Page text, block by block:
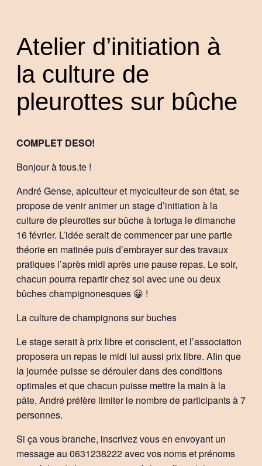
Atelier d’initiation à
la culture de
pleurottes sur bûche
COMPLET DESO!
Bonjour à tous.te !
André Gense, apiculteur et myciculteur de son état, se
propose de venir animer un stage d’initiation à la
culture de pleurottes sur bûche à tortuga le dimanche
16 février. L’idée serait de commencer par une partie
théorie en matinée puis d’embrayer sur des travaux
pratiques l’après midi après une pause repas. Le soir,
chacun pourra repartir chez soi avec une ou deux
bûches champignonesques 😀 !
La culture de champignons sur buches
Le stage serait à prix libre et conscient, et l’association
proposera un repas le midi lui aussi prix libre. Afin que
la journée puisse se dérouler dans des conditions
optimales et que chacun puisse mettre la main à la
pâte, André préfère limiter le nombre de participants à 7
personnes.
Si ça vous branche, inscrivez vous en envoyant un
message au 0631238222 avec vos noms et prénoms